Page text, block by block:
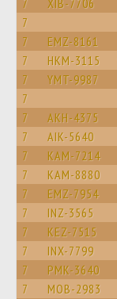
7 XIB-7706
7
7 EMZ-8161
7 HKM-3115
7 YMT-9987
7
7 AKH-4375
7 AIK-5640
7 KAM-7214
7 KAM-8880
7 EMZ-7954
7 INZ-3565
7 KEZ-7515
7 INX-7799
7 PMK-3640
7 MOB-2983